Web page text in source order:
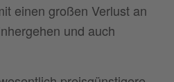
einen großen Verlust an
und auch